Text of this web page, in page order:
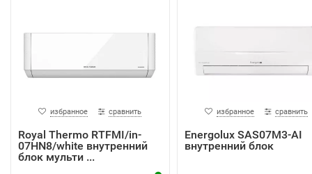
избранное сравнить
Royal Thermo RTFMI/in-
07HN8/white внутренний
блок мульти ...
избранное сравнить
Energolux SAS07M3-AI
внутренний блок